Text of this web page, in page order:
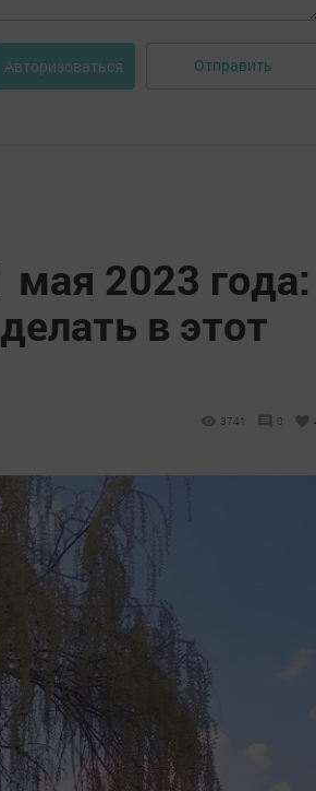
Авторизоваться Отправить
2023 года:
в этот
3741 0